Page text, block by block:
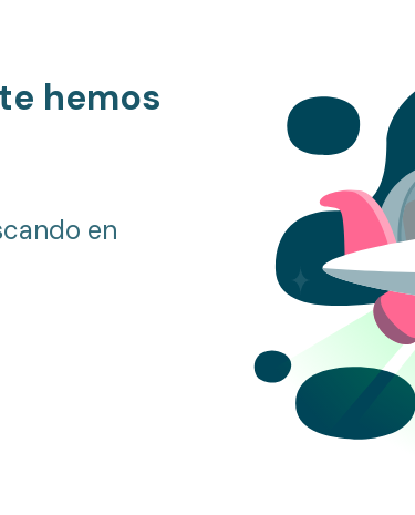
hemos
en